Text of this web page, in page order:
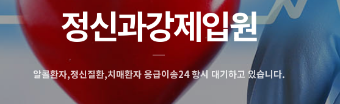
정신과강제입원
알콜환자,정신질환,치매환자 응급이송24 항시 대기하고 있습니다.